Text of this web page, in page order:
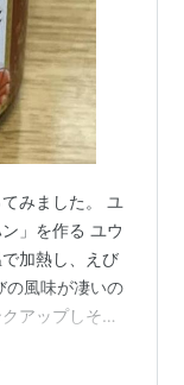
みました。 ユ
」を作る ユウ
加熱し、えび
の風味が凄いの
アップしそう
リカです。 油